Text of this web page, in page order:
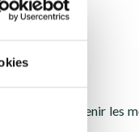
pour obtenir les